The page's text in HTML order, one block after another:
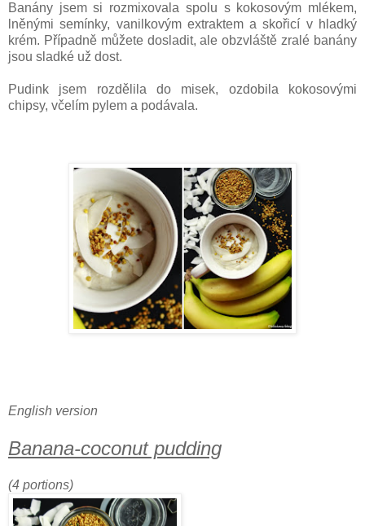
Banány jsem si rozmixovala spolu s kokosovým mlékem,
lněnými semínky, vanilkovým extraktem a skořicí v hladký
krém. Případně můžete dosladit, ale obzvláště zralé banány
jsou sladké už dost.
Pudink jsem rozdělila do misek, ozdobila kokosovými
chipsy, včelím pylem a podávala.
English version
Banana-coconut pudding
(4 portions)